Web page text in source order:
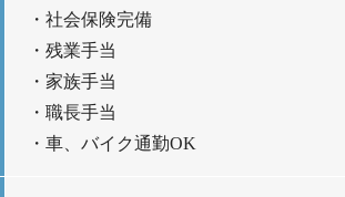
・社会保険完備
・残業手当
・家族手当
・職長手当
・車、バイク通勤OK